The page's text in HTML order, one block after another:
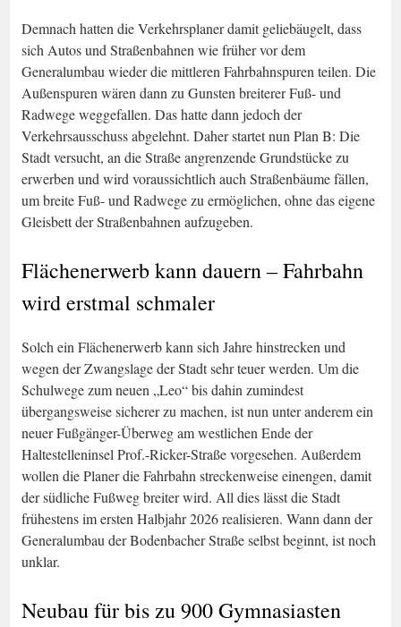
Demnach hatten die Verkehrsplaner damit geliebäugelt, dass
sich Autos und Straßenbahnen wie früher vor dem
Generalumbau wieder die mittleren Fahrbahnspuren teilen. Die
Außenspuren wären dann zu Gunsten breiterer Fuß- und
Radwege weggefallen. Das hatte dann jedoch der
Verkehrsausschuss abgelehnt. Daher startet nun Plan B: Die
Stadt versucht, an die Straße angrenzende Grundstücke zu
erwerben und wird voraussichtlich auch Straßenbäume fällen,
um breite Fuß- und Radwege zu ermöglichen, ohne das eigene
Gleisbett der Straßenbahnen aufzugeben.
Flächenerwerb kann dauern – Fahrbahn
wird erstmal schmaler
Solch ein Flächenerwerb kann sich Jahre hinstrecken und
wegen der Zwangslage der Stadt sehr teuer werden. Um die
Schulwege zum neuen „Leo“ bis dahin zumindest
übergangsweise sicherer zu machen, ist nun unter anderem ein
neuer Fußgänger-Überweg am westlichen Ende der
Haltestelleninsel Prof.-Ricker-Straße vorgesehen. Außerdem
wollen die Planer die Fahrbahn streckenweise einengen, damit
der südliche Fußweg breiter wird. All dies lässt die Stadt
frühestens im ersten Halbjahr 2026 realisieren. Wann dann der
Generalumbau der Bodenbacher Straße selbst beginnt, ist noch
unklar.
Neubau für bis zu 900 Gymnasiasten